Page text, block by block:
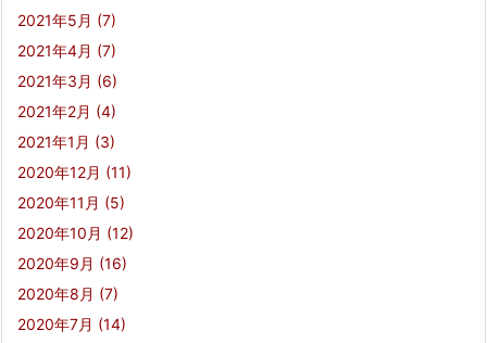
2021年5月 (7)
2021年4月 (7)
2021年3月 (6)
2021年2月 (4)
2021年1月 (3)
2020年12月 (11)
2020年11月 (5)
2020年10月 (12)
2020年9月 (16)
2020年8月 (7)
2020年7月 (14)